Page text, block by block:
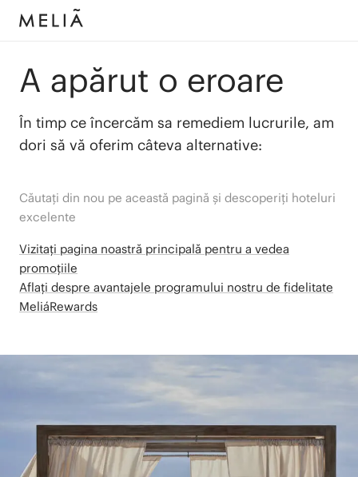
A apărut o eroare
În timp ce încercăm sa remediem lucrurile, am
dori să vă oferim câteva alternative:
Căutați din nou pe această pagină și descoperiți hoteluri
excelente
Vizitați pagina noastră principală pentru a vedea
promoțiile
Aflați despre avantajele programului nostru de fidelitate
MeliáRewards